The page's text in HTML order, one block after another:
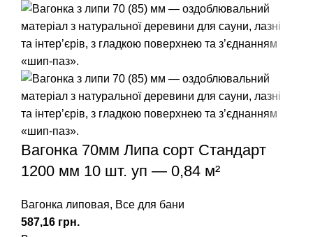
Вагонка 70мм Липа сорт Стандарт
1200 мм 10 шт. уп — 0,84 м²
Вагонка липовая, Все для бани
грн.